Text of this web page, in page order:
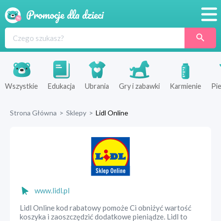
Produkty
Sklepy
Wszystkie Edukacja Ubrania Gry i zabawki Karmienie
Strona Główna > Sklepy > Lidl Online
www.lidl.pl
Lidl Online kod rabatowy pomoże Ci obniżyć wartość
koszyka i zaoszczędzić dodatkowe pieniądze. Lidl to